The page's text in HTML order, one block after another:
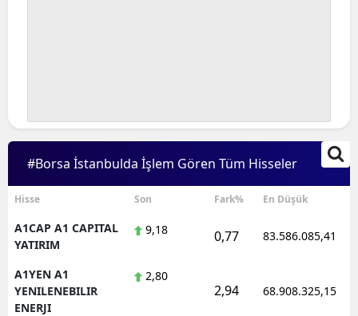
#Borsa İstanbulda İşlem Gören Tüm Hisseler
Hisse Son Fark% En Düşük
A1CAP A1 CAPITAL
YATIRIM
9,18 0,77 83.586.085,41
A1YEN A1
YENILENEBILIR
ENERJI
2,80
2,94 68.908.325,15